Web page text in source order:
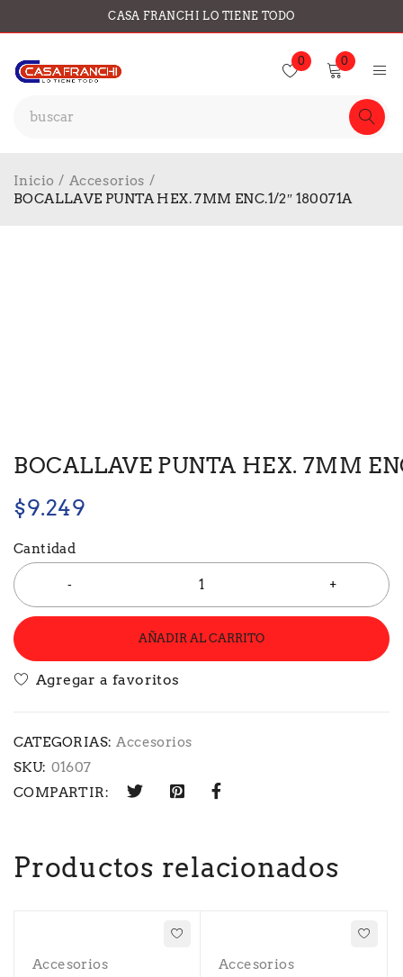
CASA FRANCHI LO TIENE TODO
0 0
Inicio / Accesorios /
BOCALLAVE PUNTA HEX. 7MM ENC.1/2″ 180071A
BOCALLAVE PUNTA HEX. 7MM
$9.249
Cantidad
AÑADIR AL CARRITO
CATEGORIAS: Accesorios
SKU: 01607
COMPARTIR:
Productos relacionados
Accesorios
Accesorios